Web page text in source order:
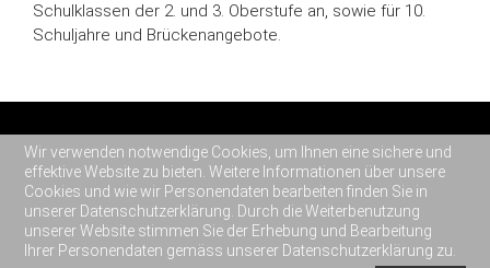
Schulklassen der 2. und 3. Oberstufe an, sowie für 10.
Schuljahre und Brückenangebote.
© 2026Beratungsbuffet AG
Stettbachstrasse 6
CH-8600 Dübendorf
Tel+41 44 545 39 90
Impressum
Haftungsausschluss & Datenschutzerklärung
Wir verwenden notwendige Cookies, um Ihnen eine sichere und
effektive Website zu bieten. Weitere Informationen über unsere
Cookies und wie wir Personendaten bearbeiten finden Sie in
unserer Datenschutzerklärung. Durch die Weiterbenutzung
unserer Website stimmen Sie der Erhebung und Bearbeitung
Ihrer Personendaten gemäss unserer Datenschutzerklärung zu.